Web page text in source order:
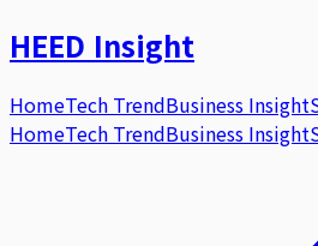
HEED Insight
HomeTech TrendBusiness Insight
HomeTech TrendBusiness Insight